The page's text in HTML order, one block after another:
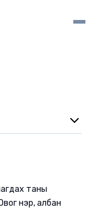
таны
нэр, албан